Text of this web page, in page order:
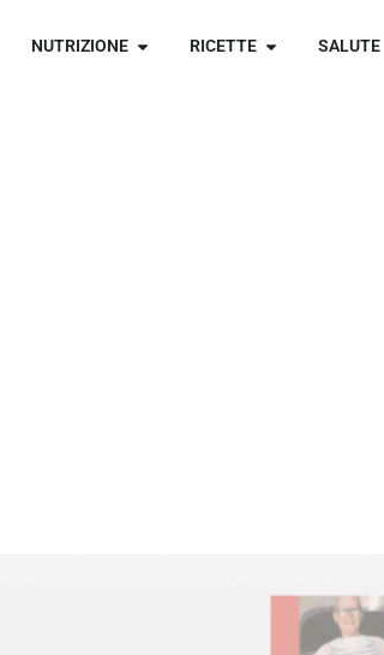
NUTRIZIONE RICETTE SALUTE